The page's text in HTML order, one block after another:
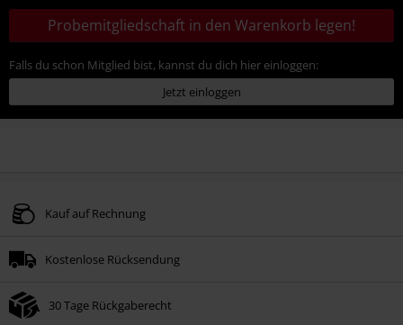
Probemitgliedschaft in den Warenkorb legen!
Falls du schon Mitglied bist, kannst du dich hier einloggen:
Jetzt einloggen
Kauf auf Rechnung
Kostenlose Rücksendung
30 Tage Rückgaberecht